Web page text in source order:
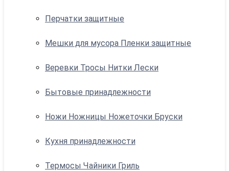
Перчатки защитные
Мешки для мусора Пленки защитные
Веревки Тросы Нитки Лески
Бытовые принадлежности
Ножи Ножницы Ножеточки Бруски
Кухня принадлежности
Термосы Чайники Гриль